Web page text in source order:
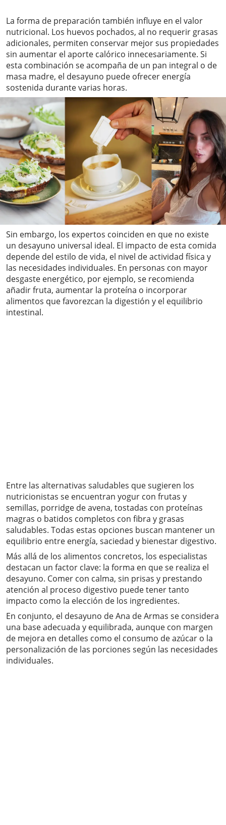
La forma de preparación también influye en el valor
nutricional. Los huevos pochados, al no requerir grasas
adicionales, permiten conservar mejor sus propiedades
sin aumentar el aporte calórico innecesariamente. Si
esta combinación se acompaña de un pan integral o de
masa madre, el desayuno puede ofrecer energía
sostenida durante varias horas.
Sin embargo, los expertos coinciden en que no existe
un desayuno universal ideal. El impacto de esta comida
depende del estilo de vida, el nivel de actividad física y
las necesidades individuales. En personas con mayor
desgaste energético, por ejemplo, se recomienda
añadir fruta, aumentar la proteína o incorporar
alimentos que favorezcan la digestión y el equilibrio
intestinal.
Entre las alternativas saludables que sugieren los
nutricionistas se encuentran yogur con frutas y
semillas, porridge de avena, tostadas con proteínas
magras o batidos completos con fibra y grasas
saludables. Todas estas opciones buscan mantener un
equilibrio entre energía, saciedad y bienestar digestivo.
Más allá de los alimentos concretos, los especialistas
destacan un factor clave: la forma en que se realiza el
desayuno. Comer con calma, sin prisas y prestando
atención al proceso digestivo puede tener tanto
impacto como la elección de los ingredientes.
En conjunto, el desayuno de Ana de Armas se considera
una base adecuada y equilibrada, aunque con margen
de mejora en detalles como el consumo de azúcar o la
personalización de las porciones según las necesidades
individuales.